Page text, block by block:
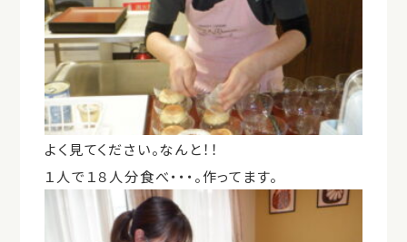
よく見てください。なんと！！
１人で１８人分食べ・・・。作ってます。